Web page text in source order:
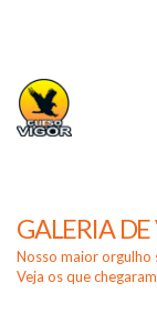
GALERIA
Nosso maior orgulho
Veja os que